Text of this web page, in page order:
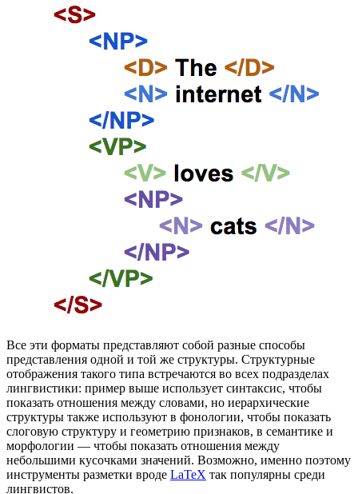
Все эти форматы представляют собой разные способы
представления одной и той же структуры. Структурные
отображения такого типа встречаются во всех подразделах
лингвистики: пример выше использует синтаксис, чтобы
показать отношения между словами, но иерархические
структуры также используют в фонологии, чтобы показать
слоговую структуру и геометрию признаков, в семантике и
морфологии — чтобы показать отношения между
небольшими кусочками значений. Возможно, именно поэтому
инструменты разметки вроде LaTeX так популярны среди
лингвистов.